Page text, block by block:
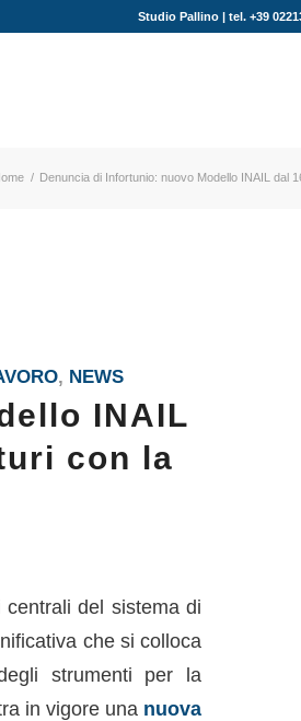
Studio Pallino | tel. +39
/ Denuncia di Infortunio: nuovo Modello INAIL dal
, NEWS
INAIL
con la
del sistema di
che si colloca
strumenti per la
in vigore una nuova